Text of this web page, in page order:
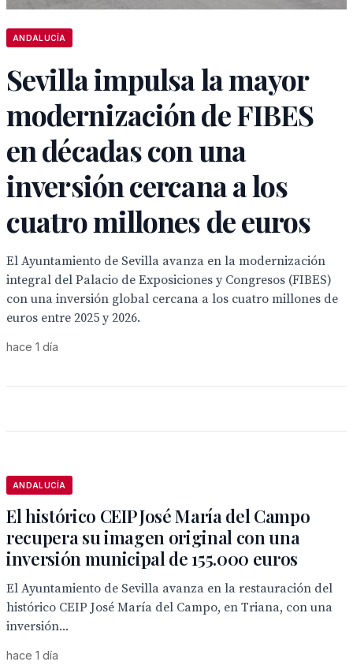
ANDALUCÍA
Sevilla impulsa la mayor
modernización de FIBES
en décadas con una
inversión cercana a los
cuatro millones de euros
El Ayuntamiento de Sevilla avanza en la modernización
integral del Palacio de Exposiciones y Congresos (FIBES)
con una inversión global cercana a los cuatro millones de
euros entre 2025 y 2026.
hace 1 día
ANDALUCÍA
El histórico CEIP José María del Campo
recupera su imagen original con una
inversión municipal de 155.000 euros
El Ayuntamiento de Sevilla avanza en la restauración del
histórico CEIP José María del Campo, en Triana, con una
inversión...
hace 1 día